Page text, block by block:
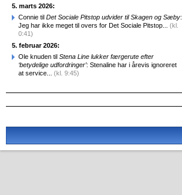
5. marts 2026:
Connie til Det Sociale Pitstop udvider til Skagen og Sæby:
Jeg har ikke meget til overs for Det Sociale Pitstop... (kl.
0:41)
5. februar 2026:
Ole knuden til Stena Line lukker færgerute efter
‘betydelige udfordringer’: Stenaline har i årevis ignoreret
at service... (kl. 9:45)